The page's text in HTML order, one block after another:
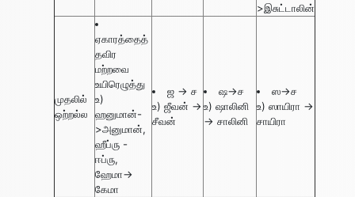
>இசுட்டாலின்
முதலில்
ஒற்றல்ல
ஏகாரத்தைத்
தவிர
மற்றவை
உயிரெழுத்து
உ)
ஹனுமான்-
>அனுமான்,
ஹீப்ரு -
ஈப்ரு,
ஹேமா->
கேமா
ஜ -> ச
உ) ஜீவன் ->
சீவன்
ஷ->ச
உ) ஷாலினி
-> சாலினி
ஸ->ச
உ) ஸாயிரா ->
சாயிரா